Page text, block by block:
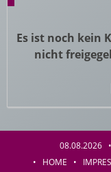
Es ist noch kein
nicht
08.08.2026
• HOME •